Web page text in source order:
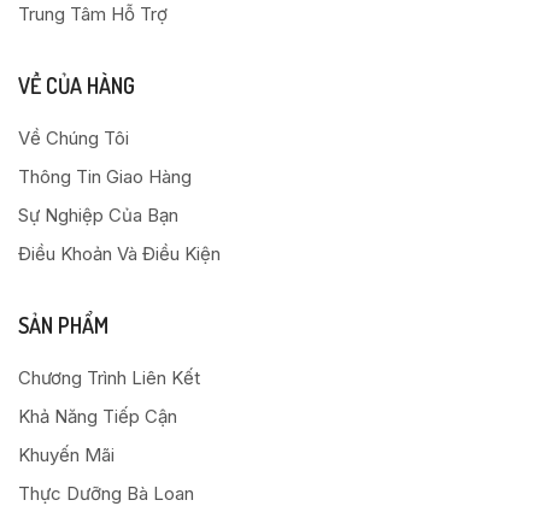
Trung Tâm Hỗ Trợ
VỀ CỦA HÀNG
Về Chúng Tôi
Thông Tin Giao Hàng
Sự Nghiệp Của Bạn
Điều Khoản Và Điều Kiện
SẢN PHẨM
Chương Trình Liên Kết
Khả Năng Tiếp Cận
Khuyến Mãi
Thực Dưỡng Bà Loan